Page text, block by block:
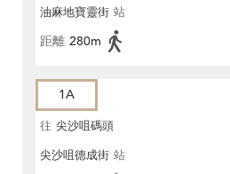
油麻地寶靈街 站
距離 280m
1A
往 尖沙咀碼頭
尖沙咀德成街 站